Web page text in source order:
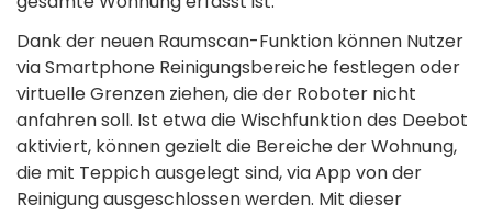
Dank der neuen Raumscan-Funktion können Nutzer
via Smartphone Reinigungsbereiche festlegen oder
virtuelle Grenzen ziehen, die der Roboter nicht
anfahren soll. Ist etwa die Wischfunktion des Deebot
aktiviert, können gezielt die Bereiche der Wohnung,
die mit Teppich ausgelegt sind, via App von der
Reinigung ausgeschlossen werden. Mit dieser